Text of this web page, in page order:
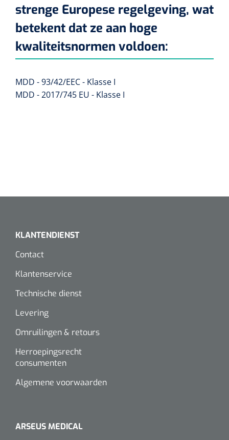
Alginaten
Diversen
Kleeflaag removers
Watten
strenge Europese regelgeving, wat
betekent dat ze aan hoge
kwaliteitsnormen voldoen:
MDD - 93/42/EEC - Klasse I
MDD - 2017/745 EU - Klasse I
KLANTENDIENST
Contact
Klantenservice
Technische dienst
Levering
Omruilingen & retours
Herroepingsrecht
consumenten
Algemene voorwaarden
ARSEUS MEDICAL